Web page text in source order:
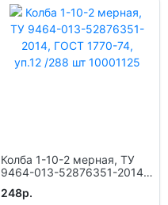
Колба 1-10-2 мерная, ТУ
9464-013-52876351-2014,
шт 10001125
248р.